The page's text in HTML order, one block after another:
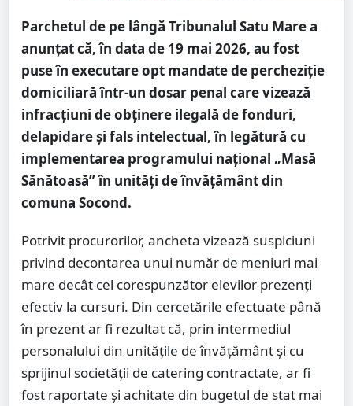
Parchetul de pe lângă Tribunalul Satu Mare a
anunțat că, în data de 19 mai 2026, au fost
puse în executare opt mandate de percheziție
domiciliară într-un dosar penal care vizează
infracțiuni de obținere ilegală de fonduri,
delapidare și fals intelectual, în legătură cu
implementarea programului național „Masă
Sănătoasă” în unități de învățământ din
comuna Socond.
Potrivit procurorilor, ancheta vizează suspiciuni
privind decontarea unui număr de meniuri mai
mare decât cel corespunzător elevilor prezenți
efectiv la cursuri. Din cercetările efectuate până
în prezent ar fi rezultat că, prin intermediul
personalului din unitățile de învățământ și cu
sprijinul societății de catering contractate, ar fi
fost raportate și achitate din bugetul de stat mai